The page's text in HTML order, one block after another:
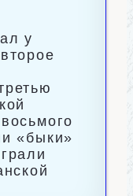
у
«быки»